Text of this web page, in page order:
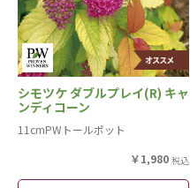
シモツケ ダブルプレイ(R) キャ
ンディコーン
11cmPWトールポット
￥1,980 税込